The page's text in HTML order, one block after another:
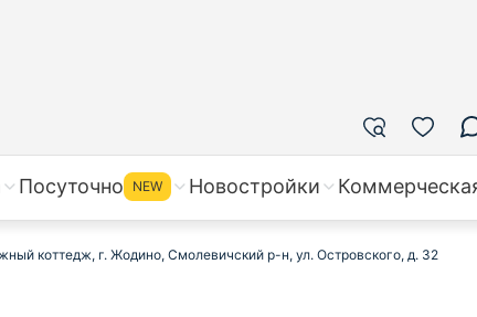
Посуточно NEW Новостройки
коттедж, г. Жодино, Смолевичский р-н, ул. Островского, д. 32